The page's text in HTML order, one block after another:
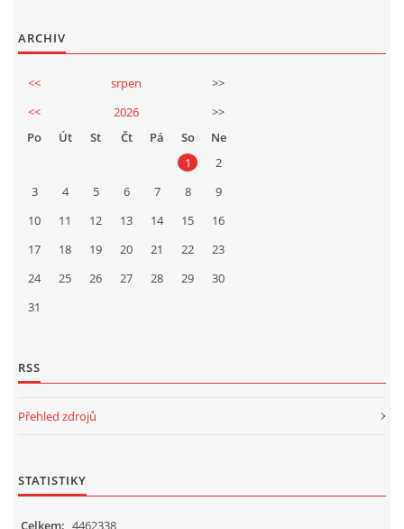
ARCHIV
<< srpen
>>
<<
2026
>>
Po
Út St Čt Pá So
Ne
1
2
3
4 5 6 7 8
9
10
11 12 13 14 15
16
17
18 19 20 21 22
23
24
25 26 27 28 29
30
31
RSS
Přehled zdrojů
STATISTIKY
Celkem: 4462338